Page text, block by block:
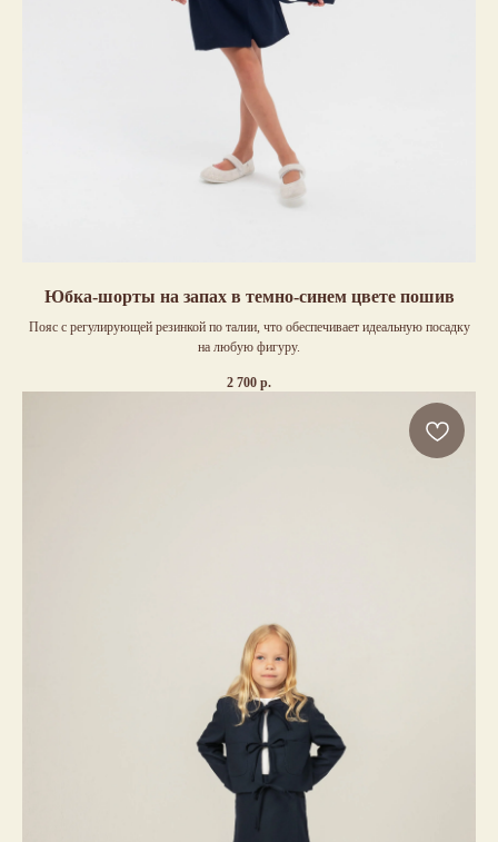
Юбка-шорты на запах в темно-синем цвете пошив
Пояс с регулирующей резинкой по талии, что обеспечивает идеальную посадку
на любую фигуру.
2 700 р.